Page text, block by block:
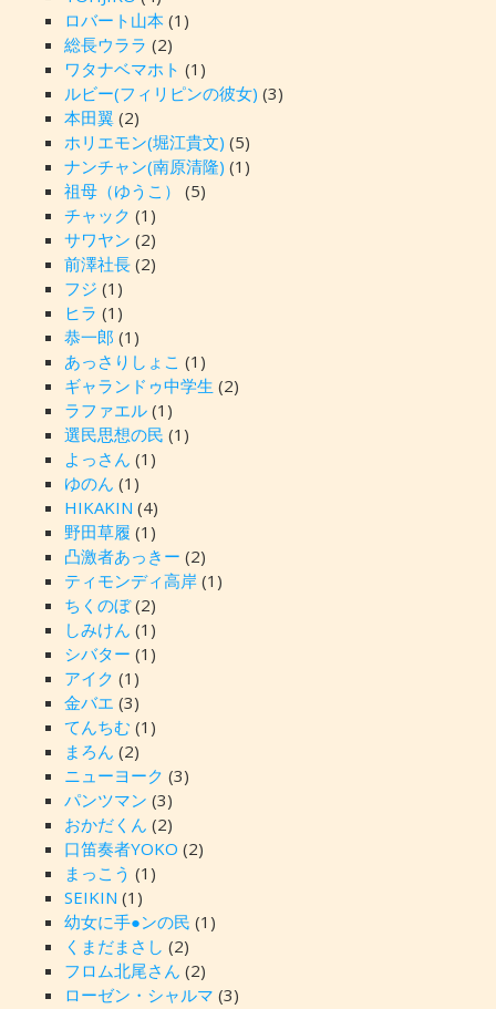
ロバート山本(1)
総長ウララ (2)
ワタナベマホト (1)
ルビー(フィリピンの彼女) (3)
本田翼(2)
ホリエモン(堀江貴文) (5)
ナンチャン(南原清隆) (1)
祖母（ゆうこ）
(5)
チャック (1)
サワヤン (2)
前澤社長(2)
フジ (1)
ヒラ (1)
恭一郎 (1)
あっさりしょこ (1)
ギャランドゥ中学生 (2)
ラファエル(1)
選民思想の民 (1)
よっさん (1)
ゆのん (1)
HIKAKIN (4)
野田草履 (1)
凸激者あっきー (2)
ティモンディ高岸(1)
ちくのぼ(2)
しみけん (1)
シバター (1)
アイク (1)
金バエ (3)
てんちむ (1)
まろん (2)
ニューヨーク (3)
パンツマン (3)
おかだくん (2)
口笛奏者YOKO (2)
まっこう (1)
SEIKIN (1)
幼女に手●ンの民 (1)
くまだまさし (2)
フロム北尾さん (2)
ローゼン・シャルマ (3)